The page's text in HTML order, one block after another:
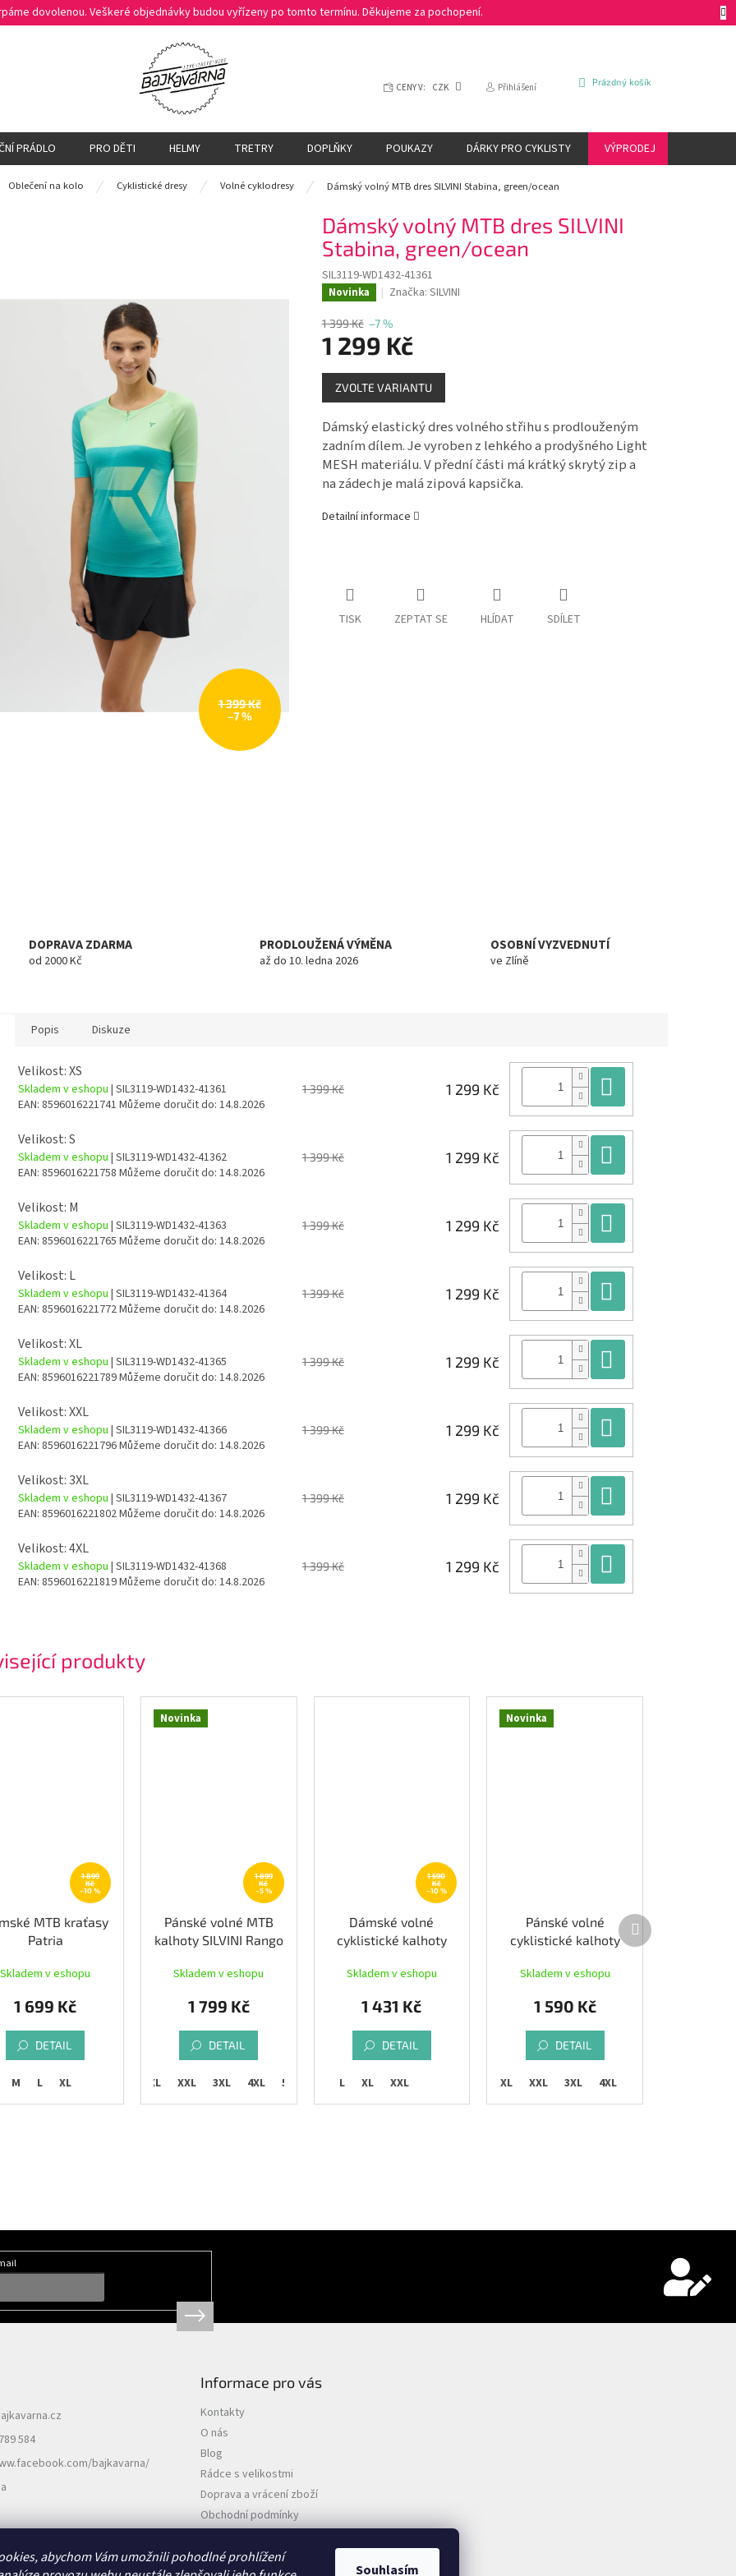
abychom Vám umožnili pohodlné prohlížení
Souhlasím
dovolenou. Veškeré objednávky budou vyřízeny po tomto termínu. Děkujeme za pochopení.
CENY V: CZK Přihlášení
NÁKUPNÍ
Prázdný košík
PRÁDLO PRO DĚTI HELMY TRETRY DOPLŇKY POUKAZY DÁRKY PRO CYKLISTY VÝPRODEJ
Oblečení na kolo Cyklistické dresy Volné cyklodresy Dámský volný MTB dres SILVINI Stabina, green/ocean
Dámský volný MTB dres SILVINI
Stabina, green/ocean
SIL3119-WD1432-41361
Novinka Značka:SILVINI
1 399 Kč
–7 %
1 399 Kč –7 %
1 299 Kč
Měrná
cena:
ZVOLTE VARIANTU
Dámský elastický dres volného střihu s prodlouženým
zadním dílem. Je vyroben z lehkého a prodyšného Light
MESH materiálu. V přední části má krátký skrytý zip a
na zádech je malá zipová kapsička.
Detailní informace
TISK ZEPTAT SE HLÍDAT SDÍLET
DOPRAVA ZDARMA
od 2000 Kč
PRODLOUŽENÁ VÝMĚNA
až do 10. ledna 2026
OSOBNÍ VYZVEDNUTÍ
ve Zlíně
produkty
1 899
Kč
–10 %
MTB kraťasy
Patria
Skladem v eshopu
1 699 Kč
DETAIL
M L XL
Novinka
1 899
Kč
–5 %
Pánské volné MTB
kalhoty SILVINI Rango
Skladem v eshopu
1 799 Kč
DETAIL
XL XXL 3XL 4XL 5XL
1 590
Kč
–10 %
Dámské volné
cyklistické kalhoty
černá/růžová
Skladem v eshopu
1 431 Kč
DETAIL
L XL XXL
Novinka
Pánské volné
cyklistické kalhoty
černá
Skladem v eshopu
1 590 Kč
DETAIL
XL XXL 3XL 4XL
Další
produkt
Popis Diskuze
Velikost: XS
Skladem v eshopu | SIL3119-WD1432-41361
EAN: 8596016221741 Můžeme doručit do: 14.8.2026
1 399 Kč 1 299 Kč
Velikost: S
Skladem v eshopu | SIL3119-WD1432-41362
EAN: 8596016221758 Můžeme doručit do: 14.8.2026
1 399 Kč 1 299 Kč
Velikost: M
Skladem v eshopu | SIL3119-WD1432-41363
EAN: 8596016221765 Můžeme doručit do: 14.8.2026
1 399 Kč 1 299 Kč
Velikost: L
Skladem v eshopu | SIL3119-WD1432-41364
EAN: 8596016221772Můžeme doručit do: 14.8.2026
1 399 Kč 1 299 Kč
Velikost: XL
Skladem v eshopu | SIL3119-WD1432-41365
EAN: 8596016221789Můžeme doručit do: 14.8.2026
1 399 Kč 1 299 Kč
Velikost: XXL
Skladem v eshopu | SIL3119-WD1432-41366
EAN: 8596016221796Můžeme doručit do: 14.8.2026
1 399 Kč 1 299 Kč
Velikost: 3XL
Skladem v eshopu | SIL3119-WD1432-41367
EAN: 8596016221802Můžeme doručit do: 14.8.2026
1 399 Kč 1 299 Kč
Velikost: 4XL
Skladem v eshopu | SIL3119-WD1432-41368
EAN: 8596016221819Můžeme doručit do: 14.8.2026
1 399 Kč 1 299 Kč
584
bajkavarna/
Informace pro vás
Kontakty
O nás
Blog
Rádce s velikostmi
Doprava a vrácení zboží
Obchodní podmínky